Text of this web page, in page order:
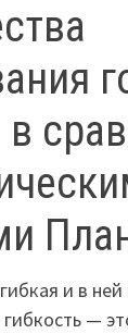
в
и в
—